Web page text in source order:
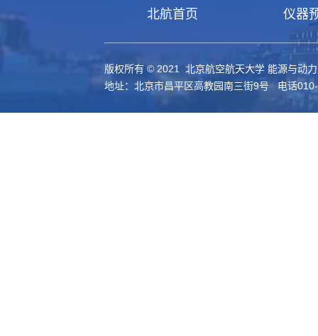
北航首页 仪器
版权所有 © 2021 北京航空航天大学 能源与动
地址：北京市昌平区高教园南三街9号 电话